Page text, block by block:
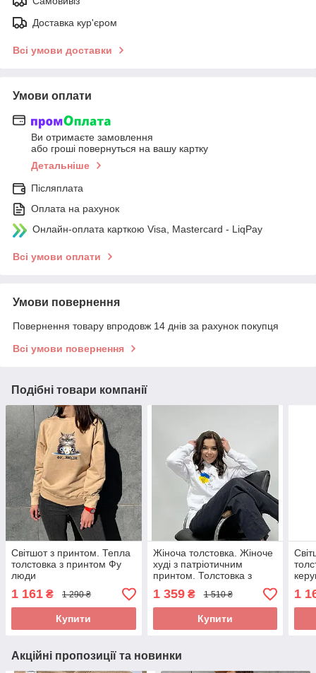
Доставка кур'єром
Всі умови доставки
Умови оплати
Ви отримаєте замовлення
або гроші повернуться на вашу картку
Детальніше
Післяплата
Оплата на рахунок
Онлайн-оплата карткою Visa, Mastercard - LiqPay
Всі умови оплати
Умови повернення
Повернення товару впродовж 14 днів за рахунок покупця
Всі умови повернення
Подібні товари компанії
Світшот з принтом. Тепла
толстовка з принтом Фу
люди
1 161 ₴ 1 290 ₴
Купити
Жіноча толстовка. Жіноче
худі з патріотичним
принтом. Толстовка з
принтом Ім'я її - Україна
1 359₴ 1 510 ₴
Купити
1
Акційні пропозиції та новинки